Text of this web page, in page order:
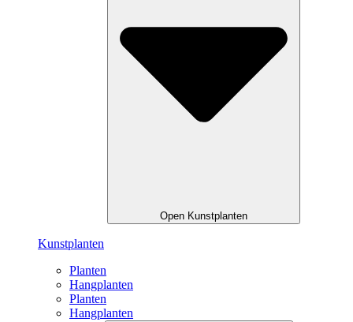
Open Kunstplanten
Kunstplanten
Planten
Hangplanten
Planten
Hangplanten